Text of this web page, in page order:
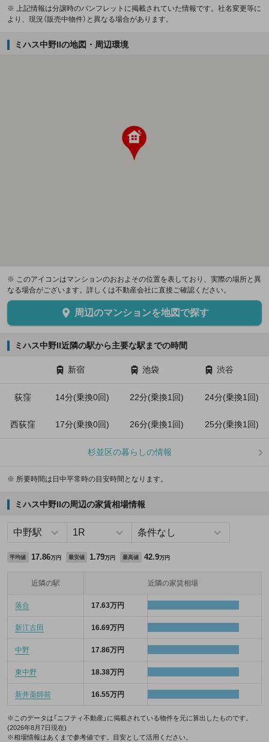
※ 上記情報は分譲時のパンフレットに掲載されていた情報です。社名変更等に
より、現況（販売中物件）と異なる場合があります。
ミハス中野IIの地図・周辺環境
※ このアイコンはマンションのおおよその位置を表しており、実際の場所と異
なる場合がございます。詳しくは不動産会社に直接ご確認ください。
周辺のマンションを地図で探す
ミハス中野II近隣の駅から主要な駅までの時間
新宿 池袋 渋谷
荻窪 14分(乗換0回) 22分(乗換1回) 24分(乗換1回)
西荻窪 17分(乗換0回) 26分(乗換1回) 25分(乗換1回)
杉並区の暮らしの情報
※ 所要時間は日中平常時の目安時間となります。
ミハス中野IIの周辺の家賃相場情報
平均値 17.86万円 最安値 1.79万円 最高値 42.9万円
近隣の駅 近隣の家賃相場
落合 17.63万円
新江古田 16.69万円
中野 17.86万円
東中野 18.38万円
新井薬師前 16.55万円
※このデータは「ニフティ不動産」に掲載されている物件を元に算出したものです。
(2026年8月7日現在)
※相場情報はあくまで参考値です。目安として活用ください。